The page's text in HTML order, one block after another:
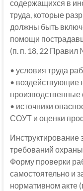
содержащихся в
труда, которые
должны быть
помощи
(п. п. 18, 22 Правил
• условия труда
• воздействующие
• источники
СОУТ и оценки
Инструктирование
требований
Форму проверки
самостоятельно и
нормативном акте